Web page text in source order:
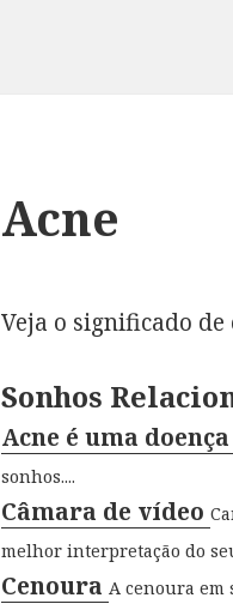
Acne
Veja o significado de
Sonhos
Acne é uma
sonhos....
Câmara de vídeo
melhor interpretação do
CenouraA cenoura em